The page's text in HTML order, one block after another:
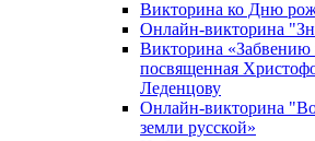
Викторина ко Дню
Онлайн-викторина
Викторина «Забвению
посвященная
Леденцову
Онлайн-викторина
земли русской»